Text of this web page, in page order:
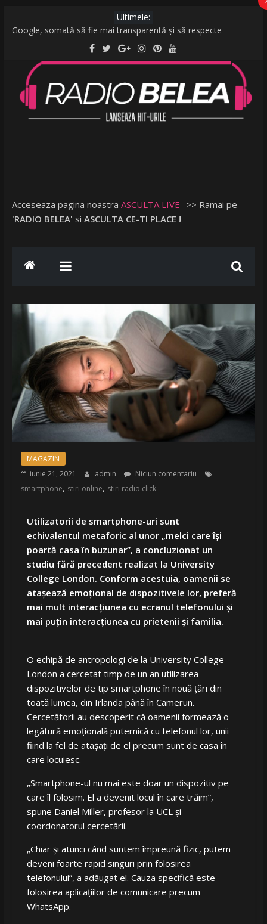
Ultimele:
Google, somată să fie mai transparentă și să respecte
legislația UE: Cum stabilește ordinea rezultatelor unei căutări?
De la caniculă la vijelii în câteva minute. O furtună puternică a
făcut ravagii în zeci de localități și în București
Raed Arafat: Nu cred că vorbim despre discriminare dacă se
limitează accesul celor nevaccinați în anumite locații
AMI – O Fată Obişnuită
Ce a postat Lambada, fosta soție a lui Tzancă Uraganu, la
Acceseaza pagina noastra ASCULTA LIVE ->> Ramai pe
'RADIO BELEA' si ASCULTA CE-TI PLACE !
MAGAZIN
iunie 21, 2021
admin
Niciun comentariu
smartphone, stiri online, stiri radio click
Utilizatorii de smartphone-uri sunt
echivalentul metaforic al unor „melci care își
poartă casa în buzunar”, a concluzionat un
studiu fără precedent realizat la University
College London. Conform acestuia, oamenii se
atașează emoțional de dispozitivele lor, preferă
mai mult interacțiunea cu ecranul telefonului și
mai puțin interacțiunea cu prietenii și familia.
O echipă de antropologi de la University College
London a cercetat timp de un an utilizarea
dispozitivelor de tip smartphone în nouă țări din
toată lumea, din Irlanda până în Camerun.
Cercetătorii au descoperit că oamenii formează o
legătură emoțională puternică cu telefonul lor, unii
fiind la fel de atașați de el precum sunt de casa în
care locuiesc.
„Smartphone-ul nu mai este doar un dispozitiv pe
care îl folosim. El a devenit locul în care trăim”,
spune Daniel Miller, profesor la UCL și
coordonatorul cercetării.
„Chiar și atunci când suntem împreună fizic, putem
deveni foarte rapid singuri prin folosirea
telefonului”, a adăugat el. Cauza specifică este
folosirea aplicațiilor de comunicare precum
WhatsApp.